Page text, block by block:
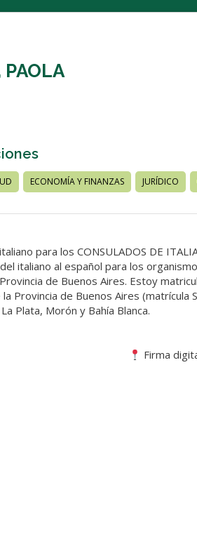
PAOLA
ECONOMÍA Y FINANZAS JURÍDICO
para los CONSULADOS DE
italiano al español para los
de Buenos Aires. Estoy
Provincia de Buenos Aires (matrícula
Plata, Morón y Bahía Blanca.
Firma